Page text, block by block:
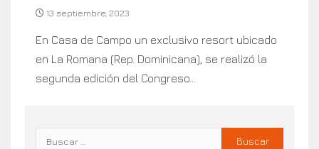
13 septiembre, 2023
En Casa de Campo un exclusivo resort ubicado
en La Romana (Rep. Dominicana), se realizó la
segunda edición del Congreso...